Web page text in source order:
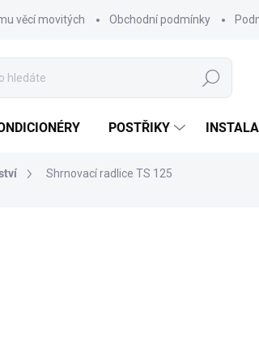
věcí movitých Obchodní podmínky
Hledat
POSTŘIKY
Shrnovací radlice TS 125